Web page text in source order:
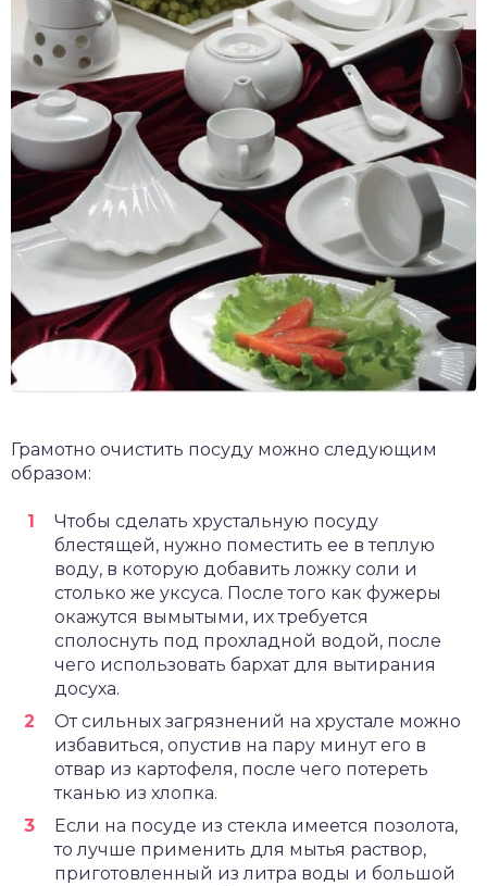
Грамотно очистить посуду можно следующим
образом:
Чтобы сделать хрустальную посуду
блестящей, нужно поместить ее в теплую
воду, в которую добавить ложку соли и
столько же уксуса. После того как фужеры
окажутся вымытыми, их требуется
сполоснуть под прохладной водой, после
чего использовать бархат для вытирания
досуха.
От сильных загрязнений на хрустале можно
избавиться, опустив на пару минут его в
отвар из картофеля, после чего потереть
тканью из хлопка.
Если на посуде из стекла имеется позолота,
то лучше применить для мытья раствор,
приготовленный из литра воды и большой